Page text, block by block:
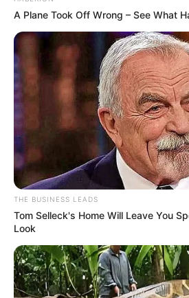
A Plane Took Off Wrong – See What
THE BUSINESS LEADS
Tom Selleck's Home Will Leave You
Look